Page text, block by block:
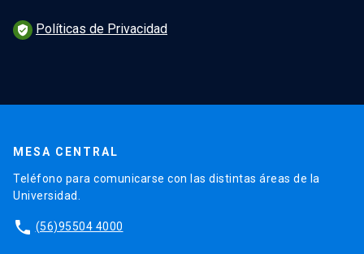
verified_user Políticas de Privacidad
MESA CENTRAL
Teléfono para comunicarse con las distintas áreas de la
Universidad.
phone (56)95504 4000